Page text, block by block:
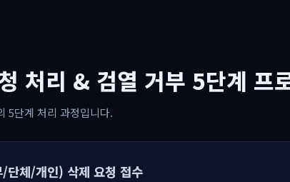
처리 & 검열 거부 5단계 프
5단계 처리 과정입니다.
단체/개인) 삭제 요청 접수